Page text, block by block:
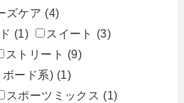
ズケア (4)
(1) スイート
(3)
ストリート (9)
ボード系) (1)
スポーツミックス (1)